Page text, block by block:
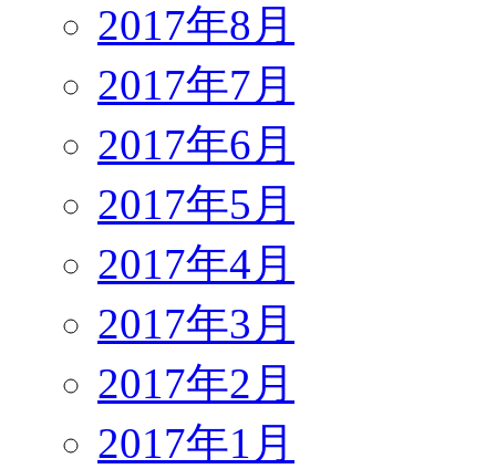
2017年8月
2017年7月
2017年6月
2017年5月
2017年4月
2017年3月
2017年2月
2017年1月